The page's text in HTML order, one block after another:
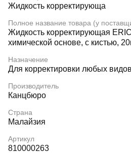
Жидкость корректирующа
Полное название товара (у
Жидкость корректирующая
химической основе, с кистью,
Назначение
Для корректировки любых видов
Производитель
Канцбюро
Страна
Малайзия
Артикул
810000263